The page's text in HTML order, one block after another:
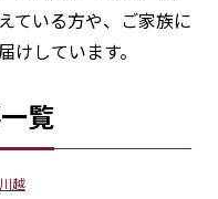
ている方や、ご家族に
けしています。
覧
越